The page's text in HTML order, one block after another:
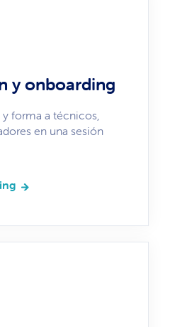
y onboarding
forma a técnicos,
en una sesión